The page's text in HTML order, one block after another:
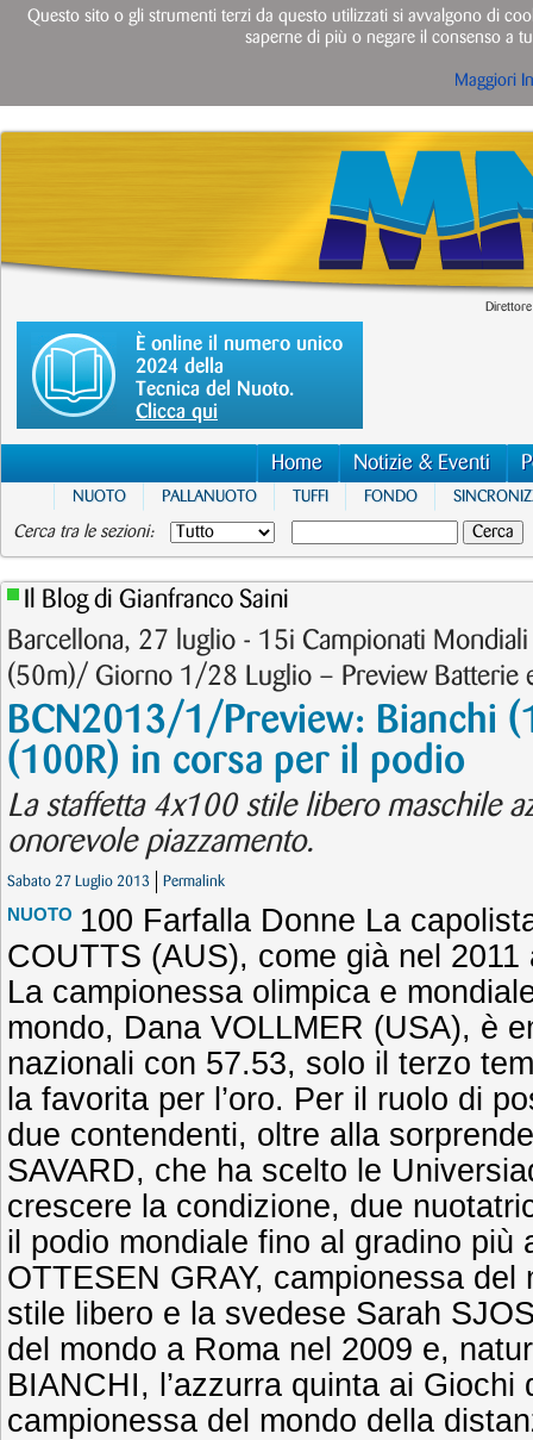
È online il numero unico
2024 della
Tecnica del Nuoto.
Clicca qui
Home Notizie & Eventi
NUOTO PALLANUOTO TUFFI FONDO
Cerca tra le sezioni:
Il Blog di Gianfranco Saini
Barcellona, 27 luglio - 15i Campionati
(50m)/ Giorno 1/28 Luglio – Preview Batterie
BCN2013/1/Preview: Bianchi
(100R) in corsa per il podio
La staffetta 4x100 stile libero maschile
onorevole piazzamento.
Sabato 27 Luglio 2013 Permalink
NUOTO 100 Farfalla Donne La
COUTTS (AUS), come già nel
La campionessa olimpica e
mondo, Dana VOLLMER (USA), è
nazionali con 57.53, solo il terzo
la favorita per l’oro. Per il ruolo di
due contendenti, oltre alla
SAVARD, che ha scelto le
crescere la condizione, due
il podio mondiale fino al gradino più
OTTESEN GRAY, campionessa
stile libero e la svedese Sarah
del mondo a Roma nel 2009 e,
BIANCHI, l’azzurra quinta ai Giochi
campionessa del mondo della
Questo sito o gli strumenti terzi da questo utilizzati si avvalgono di
saperne di più o negare il consenso a
Maggiori